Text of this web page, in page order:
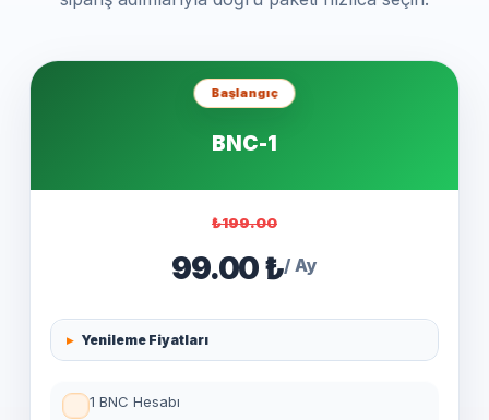
Başlangıç
BNC-1
₺199.00
99.00 ₺/ Ay
Yenileme Fiyatları
1 BNC Hesabı